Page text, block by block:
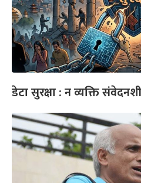
डेटा सुरक्षा : न व्यक्ति